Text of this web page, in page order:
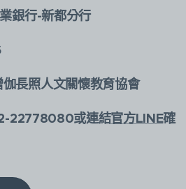
銀行-新都分行
長照人文關懷教育協會
22778080或連結官方LINE確